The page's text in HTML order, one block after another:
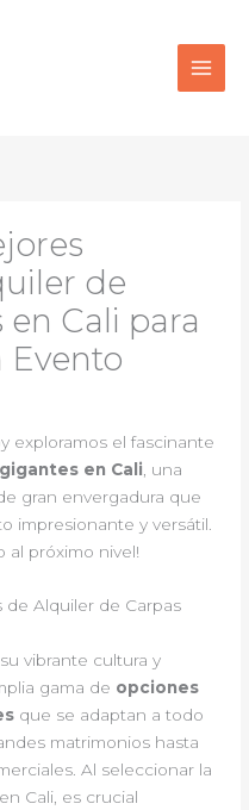
de
Cali para
Evento
exploramos el fascinante
en Cali, una
gran envergadura que
impresionante y versátil.
al próximo nivel!
Alquiler de Carpas
vibrante cultura y
gama de opciones
que se adaptan a todo
matrimonios hasta
Al seleccionar la
Cali, es crucial